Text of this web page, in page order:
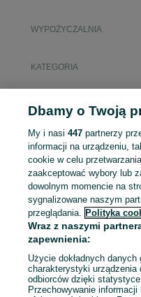
WYPOŻYCZALNIA
KATEGORIA
Mapa kategorii
Mapa miejscowości
Mapa ministron
Popularne wyszukiwania
Dbamy o Twoją
My i nasi447 partnerzy
informacji na urządzeniu,
cookie w celu
zaakceptować wybory lub
dowolnym momencie na
sygnalizowane naszym
przeglądania. Polityka
Wraz z naszymi
zapewnienia:
Użycie dokładnych
charakterystyki urządzenia
odbiorców dzięki
Przechowywanie